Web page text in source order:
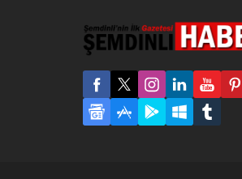
çıkan olmadığı için 17
Tıp’ta bekleyen Kanık’ın...